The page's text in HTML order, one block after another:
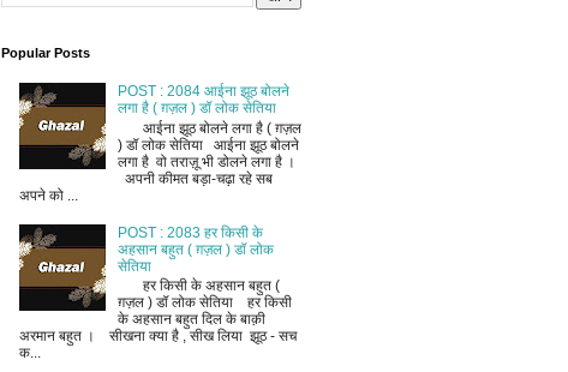
Popular Posts
POST : 2084 आईना झूठ बोलने
लगा है ( ग़ज़ल ) डॉ लोक सेतिया
आईना झूठ बोलने लगा है ( ग़ज़ल
) डॉ लोक सेतिया आईना झूठ बोलने
लगा है वो तराज़ू भी डोलने लगा है ।
अपनी कीमत बड़ा-चढ़ा रहे सब
अपने को ...
POST : 2083 हर किसी के
अहसान बहुत ( ग़ज़ल ) डॉ लोक
सेतिया
हर किसी के अहसान बहुत (
ग़ज़ल ) डॉ लोक सेतिया हर किसी
के अहसान बहुत दिल के बाक़ी
अरमान बहुत । सीखना क्या है , सीख लिया झूठ - सच
क...